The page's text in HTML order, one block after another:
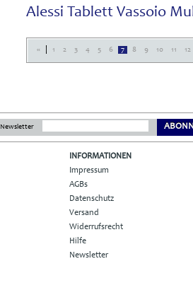
Alessi Tablett Vassoio
« 1 2 3 4 5 6 7 8 9 10 11 12
Newsletter
INFORMATIONEN
Impressum
AGBs
Datenschutz
Versand
Widerrufsrecht
Hilfe
Newsletter